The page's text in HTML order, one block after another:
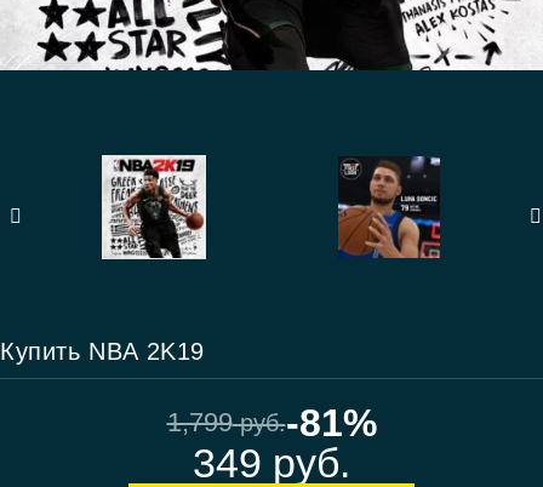
Купить NBA 2K19
1,799руб.-81%
349 руб.